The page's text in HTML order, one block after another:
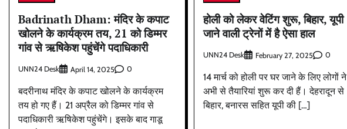
Badrinath Dham: मंदिर के कपाट
खोलने के कार्यक्रम तय, 21 को डिम्मर
गांव से ऋषिकेश पहुंचेंगे पदाधिकारी
UNN24 Desk April 14, 2025 0
बदरीनाथ मंदिर के कपाट खोलने के कार्यक्रम
तय हो गए हैं। 21 अप्रैल को डिम्मर गांव से
पदाधिकारी ऋषिकेश पहुंचेंगे। इसके बाद गाडू
होली को लेकर वेटिंग शुरू, बिहार, यूपी
जाने वाली ट्रेनों में है ऐसा हाल
UNN24 Desk February 27, 2025 0
14 मार्च को होली पर घर जाने के लिए लोगों ने
अभी से तैयारियां शुरू कर दी हैं। देहरादून से
बिहार, बनारस सहित यूपी की […]